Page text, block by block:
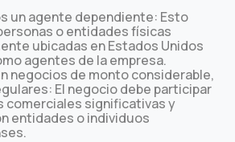
un agente dependiente: Esto
o entidades físicas
ubicadas en Estados Unidos
agentes de la empresa.
negocios de monto considerable,
El negocio debe participar
comerciales significativas y
entidades o individuos